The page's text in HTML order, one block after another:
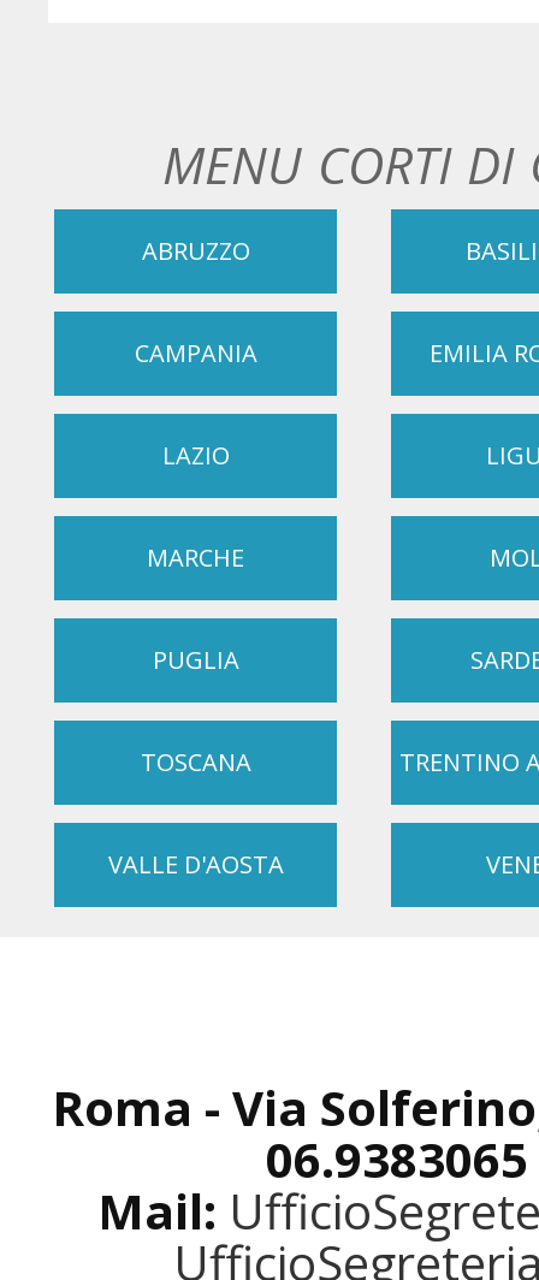
MENU CORTI DI
ABRUZZO
CAMPANIA EMILIA
LAZIO
MARCHE
PUGLIA
TOSCANA TRENTINO
VALLE D'AOSTA
Roma - Via
Mail: